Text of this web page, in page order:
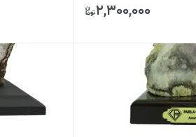
۲,۳۰۰,۰۰۰